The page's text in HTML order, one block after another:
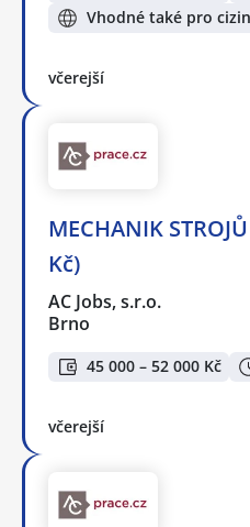
Vhodné také pro
včerejší
MECHANIK
Kč)
AC Jobs, s.r.o.
Brno
45 000 – 52 000 Kč
včerejší